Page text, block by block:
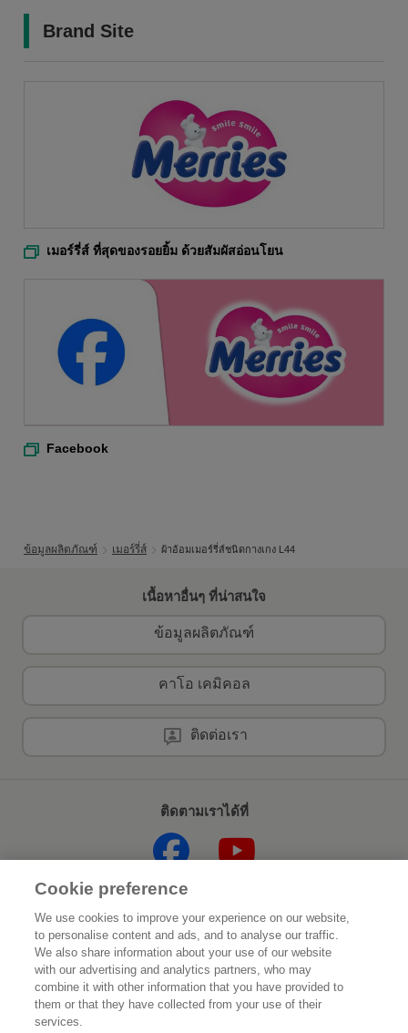
Brand Site
เมอร์รี่ส์ ที่สุดของรอยยิ้ม ด้วยสัมผัสอ่อนโยน
Facebook
ข้อมูลผลิตภัณฑ์ เมอร์รี่ส์ ผ้าอ้อมเมอร์รี่ส์ชนิดกางเกง L44
เนื้อหาอื่นๆ ที่น่าสนใจ
ข้อมูลผลิตภัณฑ์
คาโอ เคมิคอล
ติดต่อเรา
ติดตามเราได้ที่
หน้าแรก เกี่ยวกับคาโอ
ความยั่งยืน นวัตกรรม
แบรนด์ของเรา ข่าวประชาสัมพันธ์
Cookie preference
We use cookies to improve your experience on our website,
to personalise content and ads, and to analyse our traffic.
We also share information about your use of our website
with our advertising and analytics partners, who may
combine it with other information that you have provided to
them or that they have collected from your use of their
services.